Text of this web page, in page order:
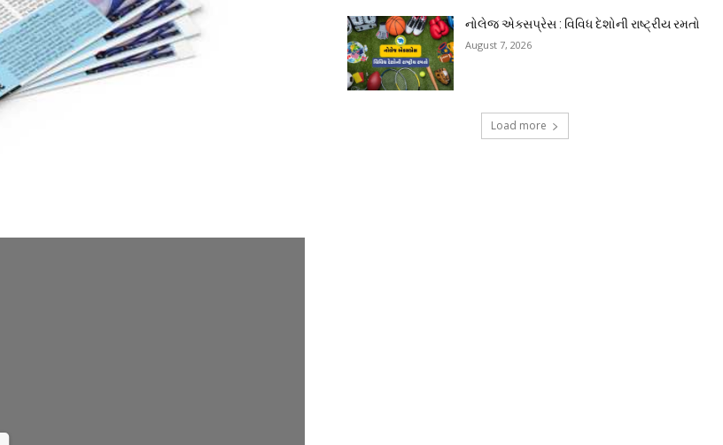
નોલેજ એક્સપ્રેસ : વિવિધ દેશોની રાષ્ટ્રીય રમતો
August 7, 2026
Load more